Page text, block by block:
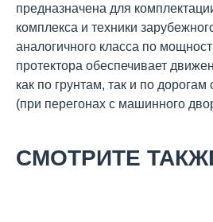
предназначена для
комплекса и техники
аналогичного класса по
протектора обеспечивает
как по грунтам, так и по
(при перегонах с машинного
СМОТРИТЕ